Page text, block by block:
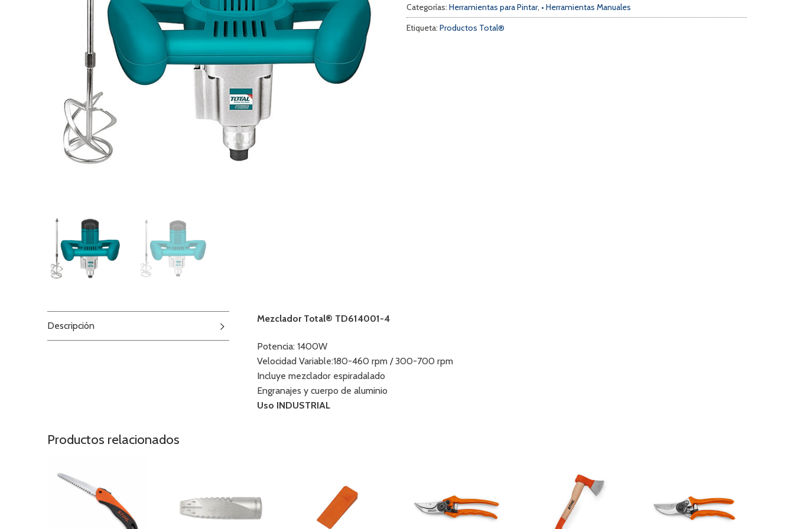
Servicio Técnico
Contacto
Búsqueda
de
productos
Categorías: Herramientas para Pintar, • Herramientas Manuales
Etiqueta: Productos Total®
Descripción
Mezclador Total® TD614001-4
Potencia: 1400W
Velocidad Variable:180-460 rpm / 300-700 rpm
Incluye mezclador espiradalado
Engranajes y cuerpo de aluminio
Uso INDUSTRIAL
Productos relacionados